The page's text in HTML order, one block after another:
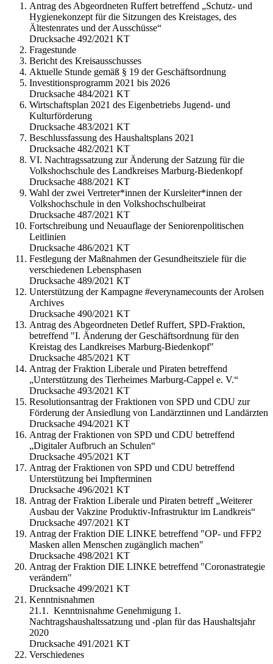
Antrag des Abgeordneten Ruffert betreffend „Schutz- und
Hygienekonzept für die Sitzungen des Kreistages, des
Ältestenrates und der Ausschüsse“
Drucksache 492/2021 KT
Fragestunde
Bericht des Kreisausschusses
Aktuelle Stunde gemäß § 19 der Geschäftsordnung
Investitionsprogramm 2021 bis 2026
Drucksache 484/2021 KT
Wirtschaftsplan 2021 des Eigenbetriebs Jugend- und
Kulturförderung
Drucksache 483/2021 KT
Beschlussfassung des Haushaltsplans 2021
Drucksache 482/2021 KT
VI. Nachtragssatzung zur Änderung der Satzung für die
Volkshochschule des Landkreises Marburg-Biedenkopf
Drucksache 488/2021 KT
Wahl der zwei Vertreter*innen der Kursleiter*innen der
Volkshochschule in den Volkshochschulbeirat
Drucksache 487/2021 KT
Fortschreibung und Neuauflage der Seniorenpolitischen
Leitlinien
Drucksache 486/2021 KT
Festlegung der Maßnahmen der Gesundheitsziele für die
verschiedenen Lebensphasen
Drucksache 489/2021 KT
Unterstützung der Kampagne #everynamecounts der Arolsen
Archives
Drucksache 490/2021 KT
Antrag des Abgeordneten Detlef Ruffert, SPD-Fraktion,
betreffend "I. Änderung der Geschäftsordnung für den
Kreistag des Landkreises Marburg-Biedenkopf"
Drucksache 485/2021 KT
Antrag der Fraktion Liberale und Piraten betreffend
„Unterstützung des Tierheimes Marburg-Cappel e. V.“
Drucksache 493/2021 KT
Resolutionsantrag der Fraktionen von SPD und CDU zur
Förderung der Ansiedlung von Landärztinnen und Landärzten
Drucksache 494/2021 KT
Antrag der Fraktionen von SPD und CDU betreffend
„Digitaler Aufbruch an Schulen“
Drucksache 495/2021 KT
Antrag der Fraktionen von SPD und CDU betreffend
Unterstützung bei Impfterminen
Drucksache 496/2021 KT
Antrag der Fraktion Liberale und Piraten betreff „Weiterer
Ausbau der Vakzine Produktiv-Infrastruktur im Landkreis“
Drucksache 497/2021 KT
Antrag der Fraktion DIE LINKE betreffend "OP- und FFP2
Masken allen Menschen zugänglich machen"
Drucksache 498/2021 KT
Antrag der Fraktion DIE LINKE betreffend "Coronastrategie
verändern"
Drucksache 499/2021 KT
Kenntnisnahmen
21.1. Kenntnisnahme Genehmigung 1.
Nachtragshaushaltssatzung und -plan für das Haushaltsjahr
2020
Drucksache 491/2021 KT
Verschiedenes